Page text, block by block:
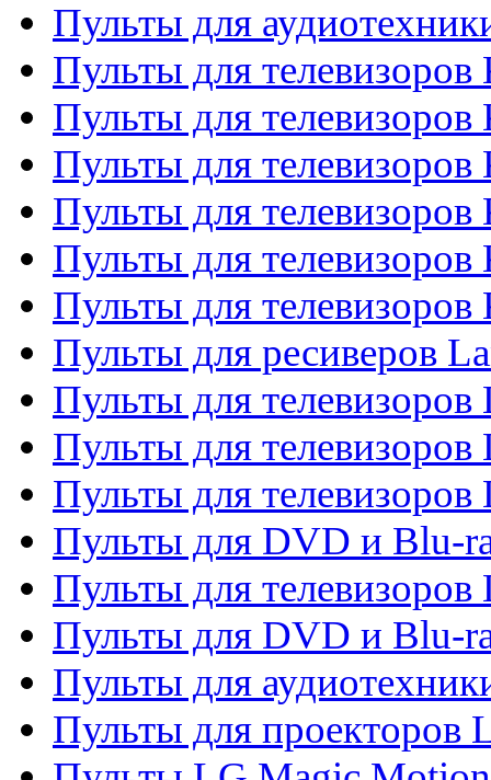
Пульты для
Пульты для
Пульты для телевизоров
Пульты для телевизоров
Пульты для телевизоров
Пульты для
Пульты для
Пульты для ресиверов
Пульты для телевизоров
Пульты для телевизоров
Пульты для телевизоров
Пульты для DVD и Blu-
Пульты для телевизоров
Пульты для DVD и Blu-
Пульты для
Пульты для проекторов